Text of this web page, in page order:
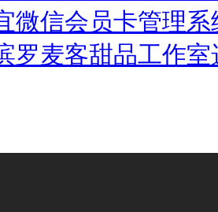
罗麦客甜品工作